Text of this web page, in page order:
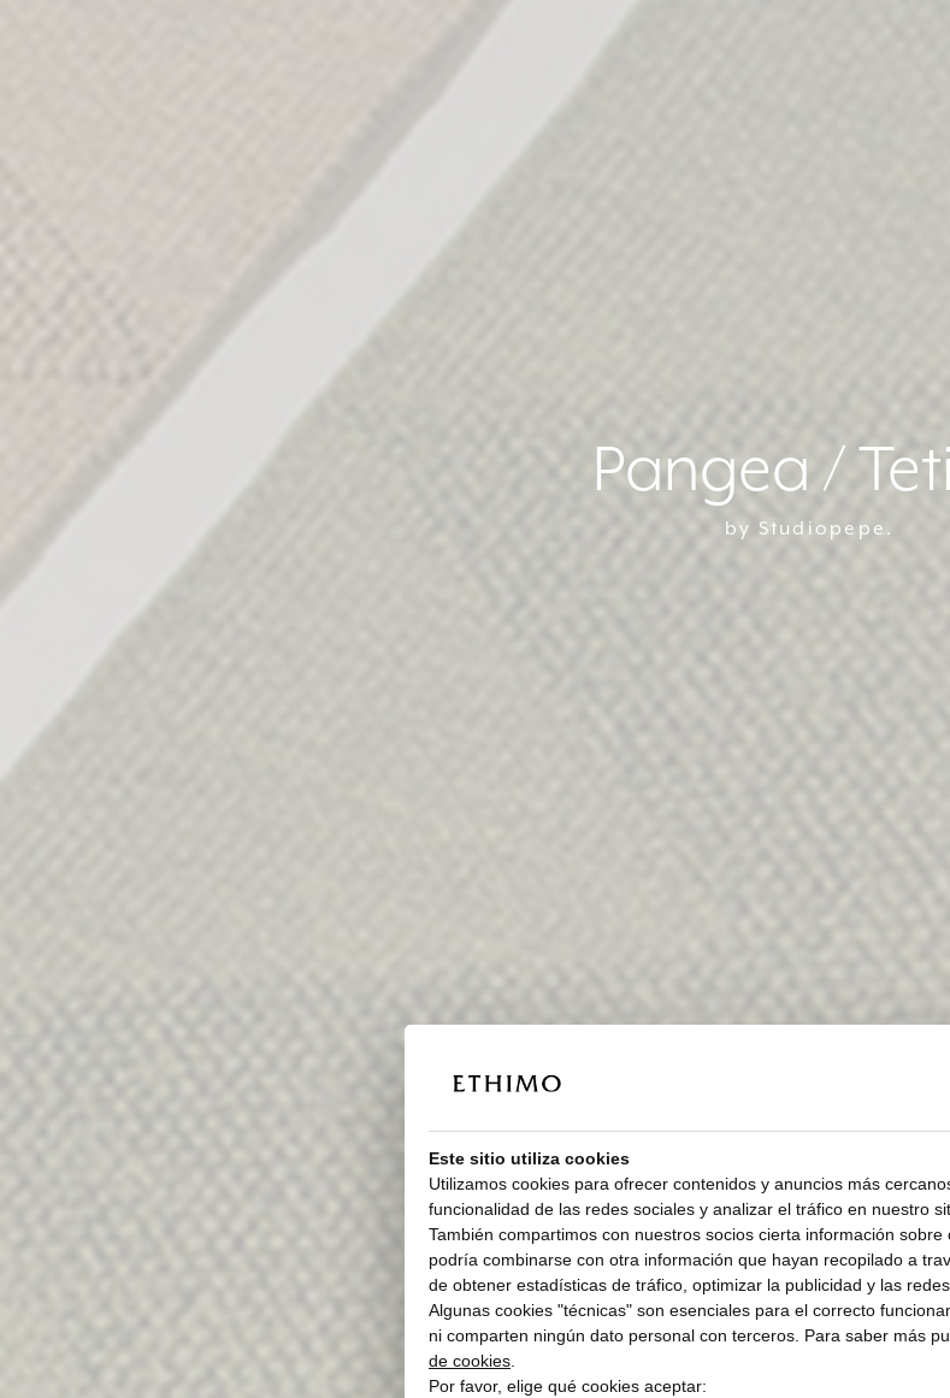
Pangea /
by Studiopepe.
Este sitio utiliza cookies
Utilizamos cookies para ofrecer contenidos y anuncios más
funcionalidad de las redes sociales y analizar el tráfico en nuestro
También compartimos con nuestros socios cierta información
podría combinarse con otra información que hayan recopilado a
de obtener estadísticas de tráfico, optimizar la publicidad y las
Algunas cookies "técnicas" son esenciales para el correcto
ni comparten ningún dato personal con terceros. Para saber más
de cookies.
Por favor, elige qué cookies aceptar: